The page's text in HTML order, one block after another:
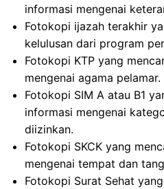
informasi mengenai
Fotokopi ijazah terakhir
kelulusan dari program
Fotokopi KTP yang
mengenai agama pelamar.
Fotokopi SIM A atau B1
informasi mengenai
diizinkan.
Fotokopi SKCK yang
mengenai tempat dan
Fotokopi Surat Sehat